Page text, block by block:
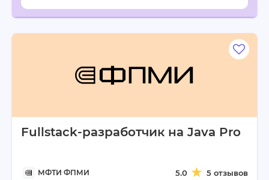
Fullstack-разработчик на Java Pro
МФТИ ФПМИ 5.0 5 отзывов